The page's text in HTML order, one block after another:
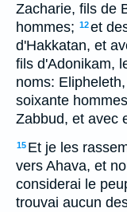
Zacharie, fils de
hommes; 12et
d'Hakkatan, et
fils d'Adonikam,
noms:
soixante
Zabbud, et avec
15 Et je les
vers Ahava, et
considerai le
trouvai aucun